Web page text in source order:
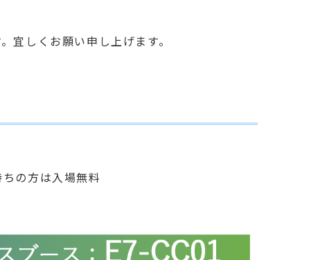
宜しくお願い申し上げます。
の方は入場無料